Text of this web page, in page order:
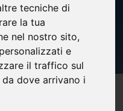
tecniche di
la tua
nel nostro sito,
e
il traffico sul
dove arrivano i